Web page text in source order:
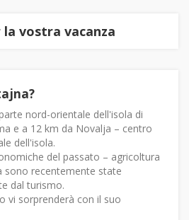
la vostra vacanza
nord-orientale dell'isola di
e a 12 km da Novalja – centro
dell'isola.
del passato – agricoltura
sono recentemente state
dal turismo.
vi sorprenderà con il suo